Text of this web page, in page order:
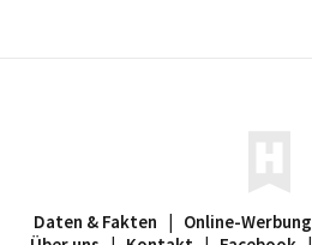
Daten & Fakten | Online-Werbung